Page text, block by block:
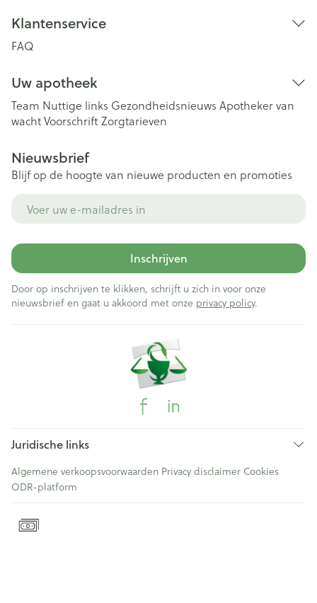
Klantenservice
FAQ
Uw apotheek
Team Nuttige links Gezondheidsnieuws Apotheker van
wachtVoorschriftZorgtarieven
Nieuwsbrief
Blijf op de hoogte van nieuwe producten en promoties
Inschrijven
Door op inschrijven te klikken, schrijft u zich in voor onze
nieuwsbrief en gaat u akkoord met onze privacy policy.
Juridische links
Algemene verkoopsvoorwaarden Privacy disclaimer Cookies
ODR-platform